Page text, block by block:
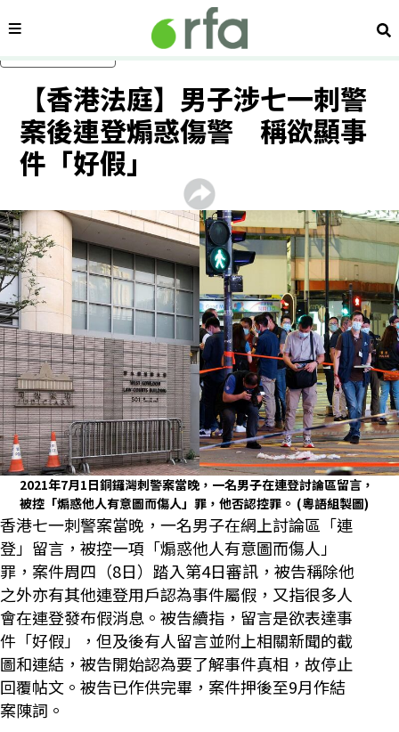
內容分類 搜
【香港法庭】男子涉七一刺警
案後連登煽惑傷警 稱欲顯事
件「好假」
2021年7月1日銅鑼灣刺警案當晚，一名男子在連登討論區留言，
被控「煽惑他人有意圖而傷人」罪，他否認控罪。 (粵語組製圖)
香港七一刺警案當晚，一名男子在網上討論區「連
登」留言，被控一項「煽惑他人有意圖而傷人」
罪，案件周四（8日）踏入第4日審訊，被告稱除他
之外亦有其他連登用戶認為事件屬假，又指很多人
會在連登發布假消息。被告續指，留言是欲表達事
件「好假」，但及後有人留言並附上相關新聞的截
圖和連結，被告開始認為要了解事件真相，故停止
回覆帖文。被告已作供完畢，案件押後至9月作結
案陳詞。